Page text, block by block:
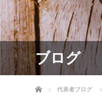
ブログ
ホーム 代表者ブログ